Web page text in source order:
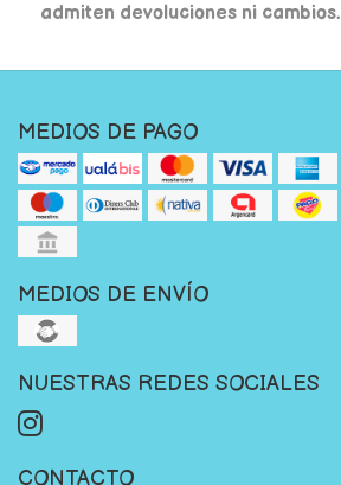
admiten devoluciones ni cambios.
MEDIOS DE PAGO
MEDIOS DE ENVÍO
NUESTRAS REDES SOCIALES
CONTACTO